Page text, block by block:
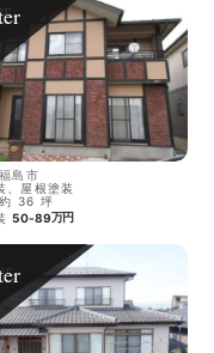
福島市
、屋根塗装
36 坪
50-89万円